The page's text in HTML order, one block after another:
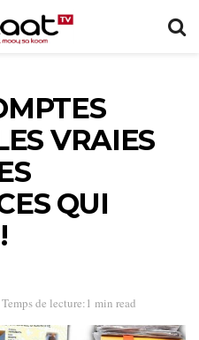
VRAIES
QUI
Temps de lecture:1 min read